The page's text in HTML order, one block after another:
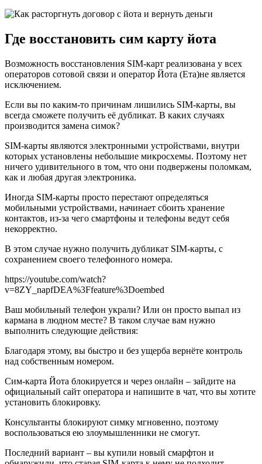
Где восстановить сим карту йота
Возможность восстановления SIM-карт реализована у всех
операторов сотовой связи и оператор Йота (Ета)не является
исключением.
Если вы по каким-то причинам лишились SIM-карты, вы
всегда сможете получить её дубликат. В каких случаях
производится замена симок?
SIM-карты являются электронными устройствами, внутри
которых установлены небольшие микросхемы. Поэтому нет
ничего удивительного в том, что они подвержены поломкам,
как и любая другая электроника.
Иногда SIM-карты просто перестают определяться
мобильными устройствами, начинает сбоить хранение
контактов, из-за чего смартфоны и телефоны ведут себя
некорректно.
В этом случае нужно получить дубликат SIM-карты, с
сохранением своего телефонного номера.
https://youtube.com/watch?
v=8ZY_napfDEA%3Ffeature%3Doembed
Ваш мобильный телефон украли? Или он просто выпал из
кармана в людном месте? В таком случае вам нужно
выполнить следующие действия:
Благодаря этому, вы быстро и без ущерба вернёте контроль
над собственным номером.
Сим-карта Йота блокируется и через онлайн – зайдите на
официальный сайт оператора и напишите в чат, что вы хотите
установить блокировку.
Консультанты блокируют симку мгновенно, поэтому
воспользоваться ею злоумышленники не смогут.
Последний вариант – вы купили новый смарфтон и